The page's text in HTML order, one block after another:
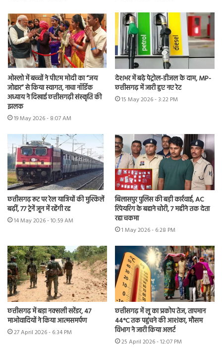
ओस्लो में बच्चों ने पीएम मोदी का “जय
जोहार” से किया स्वागत, नाचा नॉर्डिक
अध्याय ने दिखाई छत्तीसगढ़ी संस्कृति की
झलक
19 May 2026 - 8:07 AM
देशभर में बढ़े पेट्रोल-डीजल के दाम, MP-
छत्तीसगढ़ में जारी हुए नए रेट
15 May 2026 - 3:22 PM
छत्तीसगढ़ रूट पर रेल यात्रियों की मुश्किलें
बढ़ीं, 77 ट्रेनें जून में रहेंगी रद्द
14 May 2026 - 10:59 AM
बिलासपुर पुलिस की बड़ी कार्रवाई, AC
रिपेयरिंग के बहाने चोरी, 7 महीने तक देता
रहा चकमा
1 May 2026 - 6:28 PM
छत्तीसगढ़ में बड़ा नक्सली सरेंडर, 47
माओवादियों ने किया आत्मसमर्पण
27 April 2026 - 6:34 PM
छत्तीसगढ़ में लू का प्रकोप तेज, तापमान
44°C तक पहुंचने की आशंका, मौसम
विभाग ने जारी किया अलर्ट
25 April 2026 - 12:07 PM